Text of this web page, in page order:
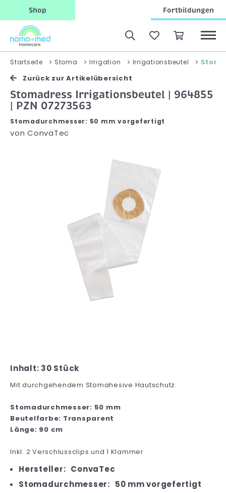
Shop Fortbildungen
Startseite Stoma Irrigation Irrigationsbeutel
Zurück zur Artikelübersicht
Stomadress Irrigationsbeutel | 964855
| PZN 07273563
Stomadurchmesser: 50 mm vorgefertigt
von ConvaTec
Inhalt: 30 Stück
Mit durchgehendem Stomahesive Hautschutz.
Stomadurchmesser: 50 mm
Beutelfarbe: Transparent
Länge: 90 cm
Inkl. 2 Verschlussclips und 1 Klammer
Hersteller: ConvaTec
Stomadurchmesser: 50 mm vorgefertigt